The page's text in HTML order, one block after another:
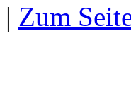
| Zum